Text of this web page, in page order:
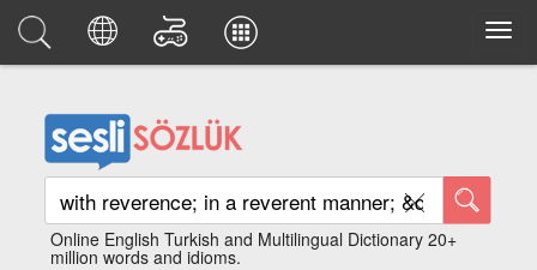
Online English Turkish and Multilingual Dictionary 20+
million words and idioms.